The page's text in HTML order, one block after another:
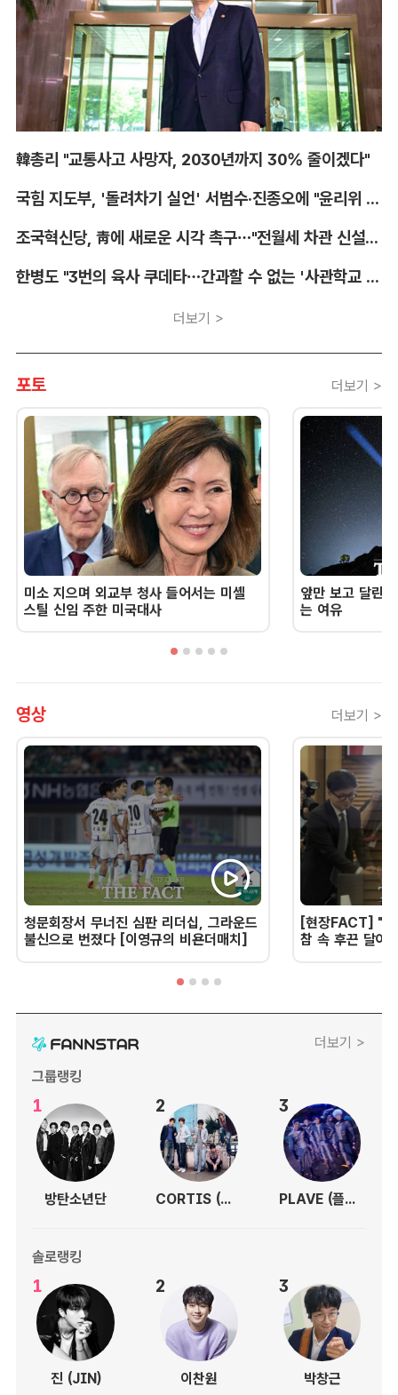
韓총리 "교통사고 사망자, 2030년까지 30% 줄이겠다"
국힘 지도부, '돌려차기 실언' 서범수·진종오에 "윤리위 엄중 조치"
조국혁신당, 靑에 새로운 시각 촉구…"전월세 차관 신설해야"
한병도 "3번의 육사 쿠데타…간과할 수 없는 '사관학교 통합' 명분"
더보기 >
포토 더보기 >
미소 지으며 외교부 청사 들어서는 미셸
스틸 신임 주한 미국대사
앞만 보고 달린
는 여유
영상 더보기 >
청문회장서 무너진 심판 리더십, 그라운드
불신으로 번졌다 [이영규의 비욘더매치]
[현장FACT] "한
참 속 후끈 달아
더보기 >
그룹랭킹
1
방탄소년단
2
CORTIS (코르티스)
3
PLAVE (플레이브)
솔로랭킹
1
진 (JIN)
2
이찬원
3
박창근